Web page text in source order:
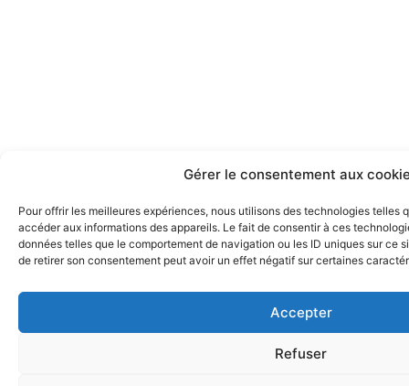
Gérer le consentement aux
Pour offrir les meilleures expériences, nous utilisons des technologies telles
accéder aux informations des appareils. Le fait de consentir à ces
données telles que le comportement de navigation ou les ID uniques sur ce
de retirer son consentement peut avoir un effet négatif sur certaines
Accepter
Refuser